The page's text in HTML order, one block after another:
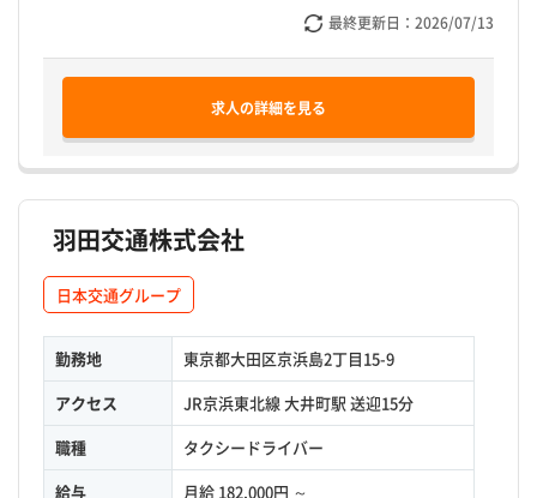
最終更新日： 2026/07/13
求人の詳細を見る
羽田交通株式会社
日本交通グループ
勤務地
東京都大田区京浜島2丁目15-9
アクセス
JR京浜東北線 大井町駅 送迎15分
職種
タクシードライバー
給与
月給 182,000円 ～